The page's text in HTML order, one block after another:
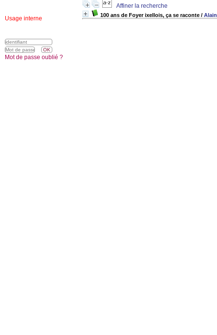
Affiner la recherche
100 ans de Foyer ixellois, ça se raconte /
Usage interne
Mot de passe oublié ?